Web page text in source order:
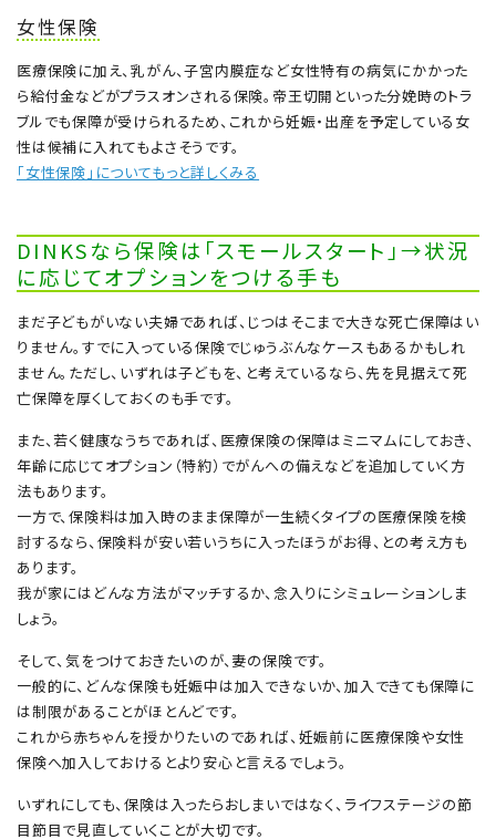
女性保険
医療保険に加え、乳がん、子宮内膜症など女性特有の病気にかかった
ら給付金などがプラスオンされる保険。帝王切開といった分娩時のトラ
ブルでも保障が受けられるため、これから妊娠・出産を予定している女
性は候補に入れてもよさそうです。
「女性保険」についてもっと詳しくみる
DINKSなら保険は「スモールスタート」→状況
に応じてオプションをつける手も
まだ子どもがいない夫婦であれば、じつはそこまで大きな死亡保障はい
りません。すでに入っている保険でじゅうぶんなケースもあるかもしれ
ません。ただし、いずれは子どもを、と考えているなら、先を見据えて死
亡保障を厚くしておくのも手です。
また、若く健康なうちであれば、医療保険の保障はミニマムにしておき、
年齢に応じてオプション（特約）でがんへの備えなどを追加していく方
法もあります。
一方で、保険料は加入時のまま保障が一生続くタイプの医療保険を検
討するなら、保険料が安い若いうちに入ったほうがお得、との考え方も
あります。
我が家にはどんな方法がマッチするか、念入りにシミュレーションしま
しょう。
そして、気をつけておきたいのが、妻の保険です。
一般的に、どんな保険も妊娠中は加入できないか、加入できても保障に
は制限があることがほとんどです。
これから赤ちゃんを授かりたいのであれば、妊娠前に医療保険や女性
保険へ加入しておけるとより安心と言えるでしょう。
いずれにしても、保険は入ったらおしまいではなく、ライフステージの節
目節目で見直していくことが大切です。